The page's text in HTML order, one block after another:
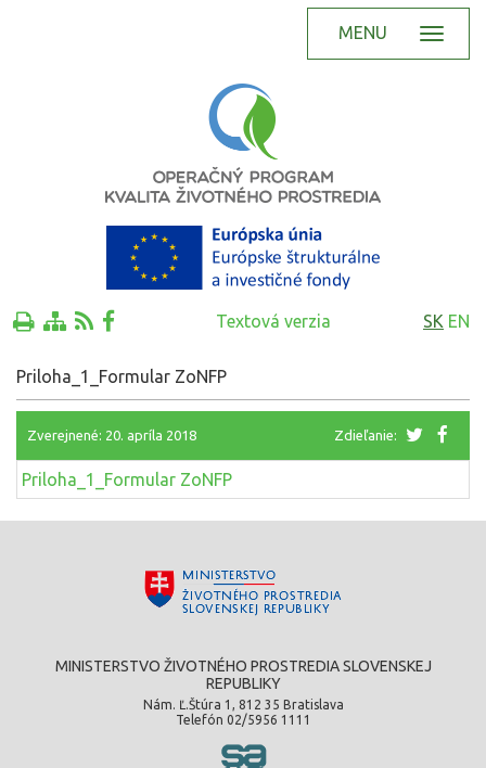
MENU
Textová verzia SK EN
Priloha_1_Formular ZoNFP
Zverejnené: 20. apríla 2018 Zdieľanie:
Priloha_1_Formular ZoNFP
MINISTERSTVO ŽIVOTNÉHO PROSTREDIA SLOVENSKEJ
REPUBLIKY
Nám. Ľ.Štúra 1, 812 35 Bratislava
Telefón 02/5956 1111